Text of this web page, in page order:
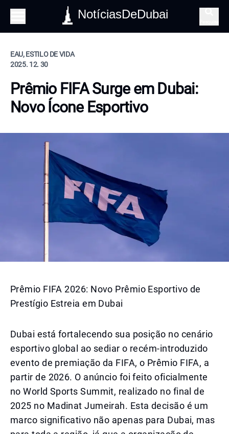
NotíciasDeDubai
EAU, ESTILO DE VIDA
2025. 12. 30
Prêmio FIFA Surge em Dubai:
Novo Ícone Esportivo
Prêmio FIFA 2026: Novo Prêmio Esportivo de
Prestígio Estreia em Dubai
Dubai está fortalecendo sua posição no cenário
esportivo global ao sediar o recém-introduzido
evento de premiação da FIFA, o Prêmio FIFA, a
partir de 2026. O anúncio foi feito oficialmente
no World Sports Summit, realizado no final de
2025 no Madinat Jumeirah. Esta decisão é um
marco significativo não apenas para Dubai, mas